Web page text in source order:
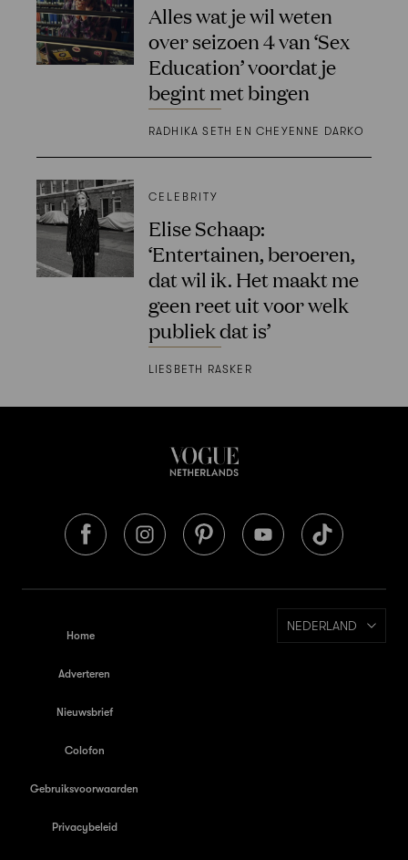
Alles wat je wil weten
over seizoen 4 van ‘Sex
Education’ voordat je
begint met bingen
RADHIKA SETH EN CHEYENNE DARKO
CELEBRITY
Elise Schaap:
‘Entertainen, beroeren,
dat wil ik. Het maakt me
geen reet uit voor welk
publiek dat is’
LIESBETH RASKER
Home
Adverteren
Nieuwsbrief
Colofon
Gebruiksvoorwaarden
Privacybeleid
NEDERLAND